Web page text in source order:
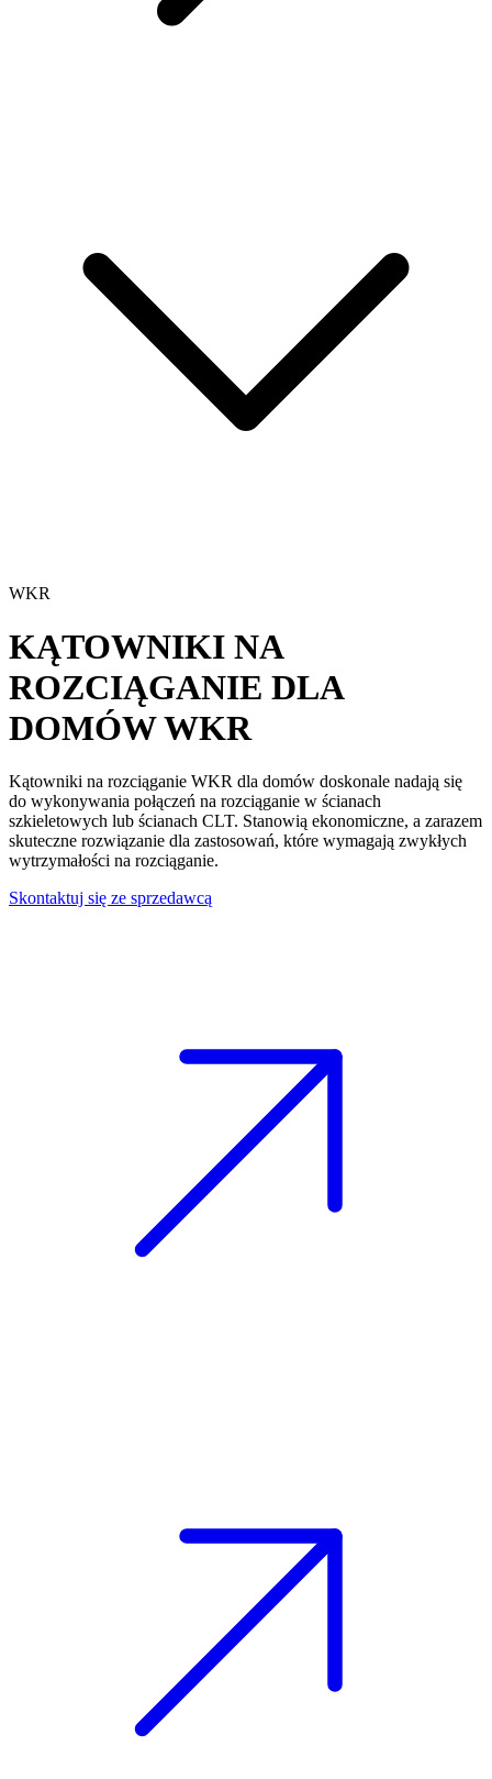
WKR
KĄTOWNIKI NA
ROZCIĄGANIE DLA
DOMÓWWKR
Kątowniki na rozciąganie WKR dla domów doskonale nadają się
do wykonywania połączeń na rozciąganie w ścianach
szkieletowych lub ścianach CLT. Stanowią ekonomiczne, a zarazem
skuteczne rozwiązanie dla zastosowań, które wymagają zwykłych
wytrzymałości na rozciąganie.
Skontaktuj się ze sprzedawcą